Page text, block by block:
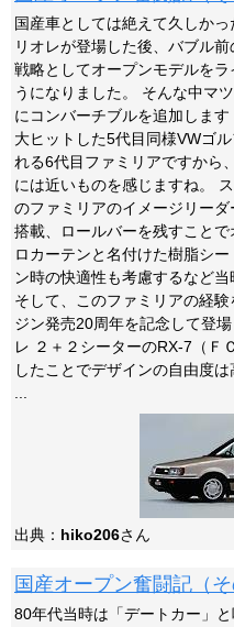
国産車としては絶えて久しか
リオレが登場した後、バブル
戦略としてオープンモデルを
うになりました。 そんな中マ
にコンバーチブルを追加しま
大ヒットした5代目同様VWゴ
れる6代目ファミリアですから
には近いものを感じますね。
のファミリアのイメージリー
搭載、ロールバーを残すこと
ロカーテンと名付けた樹脂シ
ン時の快適性も考慮するなど
そして、このファミリアの経
ジン発売20周年を記念して登
レ ２＋２シーターのRX-7（Ｆ
したことでデザインの自由度
出典： hiko206さん
国産オープン奮闘記（
80年代当時は「デートカー」